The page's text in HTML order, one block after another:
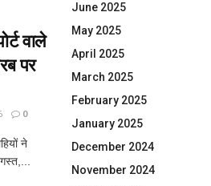
वाले
पर
0
ने
June 2025
May 2025
April 2025
March 2025
February 2025
January 2025
December 2024
November 2024